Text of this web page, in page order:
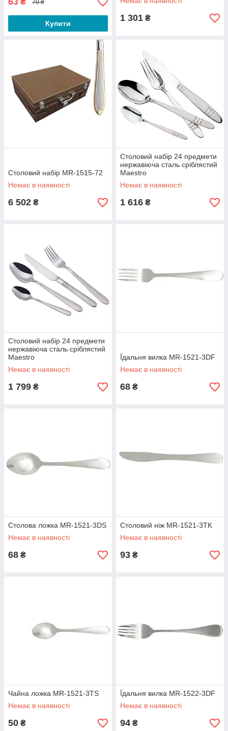
₴ 70 ₴
Купити
1 301 ₴
Столовий набір MR-1515-72
Немає в наявності
6 502 ₴
Столовий набір 24 предмети
нержавіюча сталь сріблястий
Maestro
Немає в наявності
1 616 ₴
Столовий набір 24 предмети
нержавіюча сталь сріблястий
Maestro
Немає в наявності
1 799 ₴
Їдальня вилка MR-1521-3DF
Немає в наявності
68 ₴
Столова ложка MR-1521-3DS
Немає в наявності
68 ₴
Столовий ніж MR-1521-3TK
Немає в наявності
93 ₴
Чайна ложка MR-1521-3TS
Немає в наявності
50 ₴
Їдальня вилка MR-1522-3DF
Немає в наявності
94 ₴